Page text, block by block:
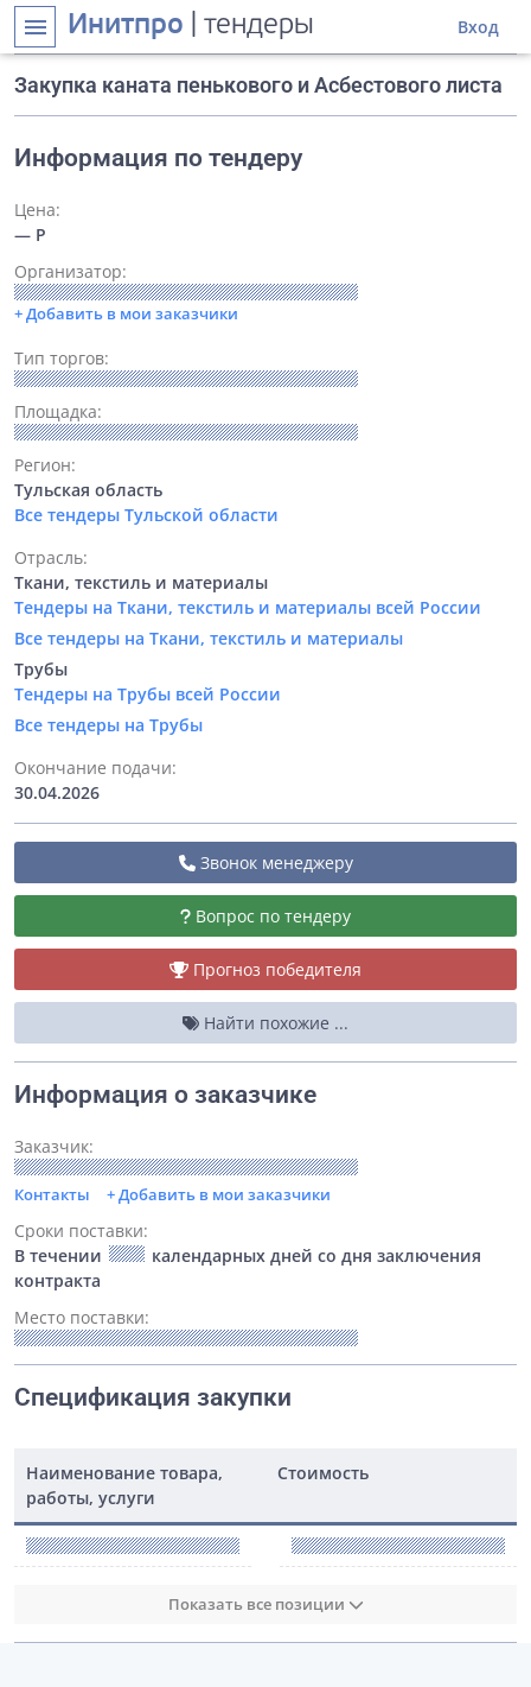
menu Инитпро | тендеры Вход
Закупка каната пенькового и Асбестового листа
Информация по тендеру
Цена:
— Р
Организатор:
+ Добавить в мои заказчики
Тип торгов:
Площадка:
Регион:
Тульская область
Все тендеры Тульской области
Отрасль:
Ткани, текстиль и материалы
Тендеры на Ткани, текстиль и материалы всей России
Все тендеры на Ткани, текстиль и материалы
Трубы
Тендеры на Трубы всей России
Все тендеры на Трубы
Окончание подачи:
30.04.2026
Звонок менеджеру
Вопрос по тендеру
Прогноз победителя
Найти похожие ...
Информация о заказчике
Заказчик:
Контакты + Добавить в мои заказчики
Сроки поставки:
В течении
календарных дней со дня заключения
контракта
Место поставки:
Спецификация закупки
Наименование товара,
работы, услуги
Стоимость
Показать все позиции